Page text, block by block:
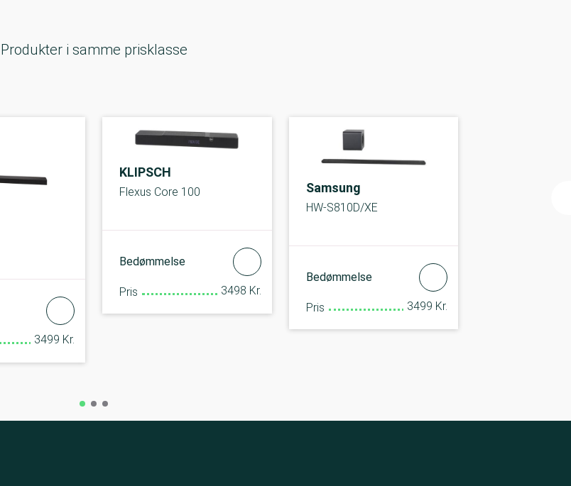
Produkter i samme prisklasse
3499 Kr.
KLIPSCH
Flexus Core 100
Bedømmelse
Pris 3498 Kr.
Samsung
HW-S810D/XE
Bedømmelse
Pris 3499 Kr.